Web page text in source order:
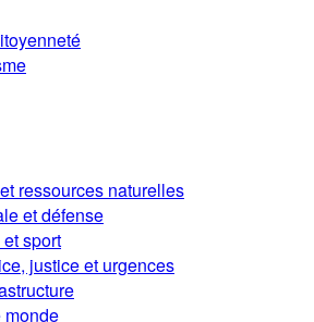
ressources naturelles
et défense
sport
justice et urgences
monde